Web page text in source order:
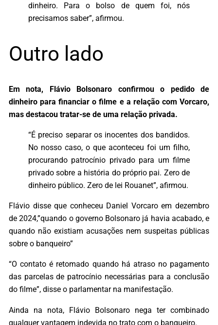
dinheiro. Para o bolso de quem foi, nós
precisamos saber”, afirmou.
Outro lado
Em nota, Flávio Bolsonaro confirmou o pedido de
dinheiro para financiar o filme e a relação com Vorcaro,
mas destacou tratar-se de uma relação privada.
“É preciso separar os inocentes dos bandidos.
No nosso caso, o que aconteceu foi um filho,
procurando patrocínio privado para um filme
privado sobre a história do próprio pai. Zero de
dinheiro público. Zero de lei Rouanet”, afirmou.
Flávio disse que conheceu Daniel Vorcaro em dezembro
de 2024,”quando o governo Bolsonaro já havia acabado, e
quando não existiam acusações nem suspeitas públicas
sobre o banqueiro”
“O contato é retomado quando há atraso no pagamento
das parcelas de patrocínio necessárias para a conclusão
do filme”, disse o parlamentar na manifestação.
Ainda na nota, Flávio Bolsonaro nega ter combinado
qualquer vantagem indevida no trato com o banqueiro.